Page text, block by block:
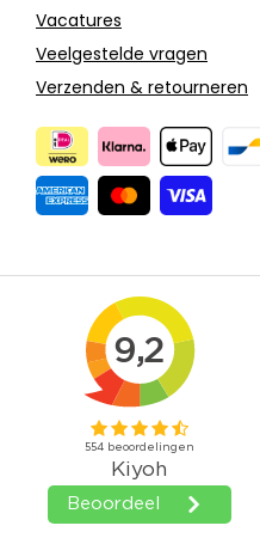
Vacatures
Veelgestelde vragen
Verzenden & retourneren